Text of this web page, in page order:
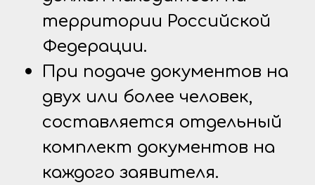
территории Российской
Федерации.
При подаче документов на
двух или более человек,
составляется отдельный
комплект документов на
каждого заявителя.